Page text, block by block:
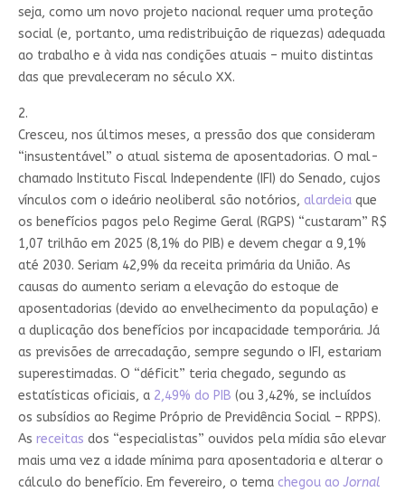
seja, como um novo projeto nacional requer uma proteção
social (e, portanto, uma redistribuição de riquezas) adequada
ao trabalho e à vida nas condições atuais – muito distintas
das que prevaleceram no século XX.
2.
Cresceu, nos últimos meses, a pressão dos que consideram
“insustentável” o atual sistema de aposentadorias. O mal-
chamado Instituto Fiscal Independente (IFI) do Senado, cujos
vínculos com o ideário neoliberal são notórios, alardeiaque
os benefícios pagos pelo Regime Geral (RGPS) “custaram” R$
1,07 trilhão em 2025 (8,1% do PIB) e devem chegar a 9,1%
até 2030. Seriam 42,9% da receita primária da União. As
causas do aumento seriam a elevação do estoque de
aposentadorias (devido ao envelhecimento da população) e
a duplicação dos benefícios por incapacidade temporária. Já
as previsões de arrecadação, sempre segundo o IFI, estariam
superestimadas. O “déficit” teria chegado, segundo as
estatísticas oficiais, a 2,49% do PIB (ou 3,42%, se incluídos
os subsídios ao Regime Próprio de Previdência Social – RPPS).
As receitas dos “especialistas” ouvidos pela mídia são elevar
mais uma vez a idade mínima para aposentadoria e alterar o
cálculo do benefício. Em fevereiro, o tema chegou aoJornal